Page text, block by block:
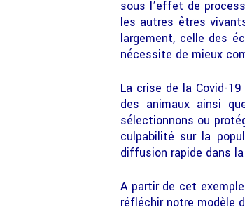
sous l’effet de
les autres êtres
largement, celle des
nécessite de mieux
La crise de la Covid-
des animaux ainsi
sélectionnons ou
culpabilité sur la
diffusion rapide dans
A partir de cet
réfléchir notre modèle